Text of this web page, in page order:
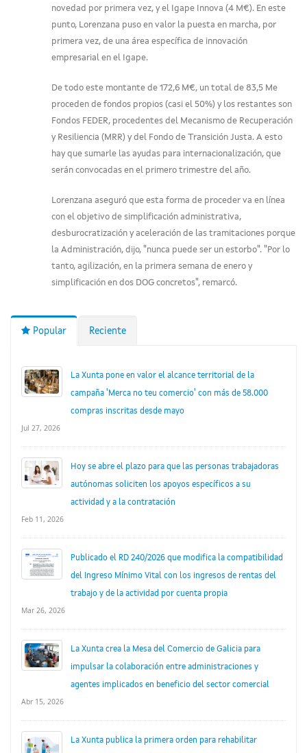
novedad por primera vez, y el Igape Innova (4 M€). En este
punto, Lorenzana puso en valor la puesta en marcha, por
primera vez, de una área específica de innovación
empresarial en el Igape.
De todo este montante de 172,6 M€, un total de 83,5 Me
proceden de fondos propios (casi el 50%) y los restantes son
Fondos FEDER, procedentes del Mecanismo de Recuperación
y Resiliencia (MRR) y del Fondo de Transición Justa. A esto
hay que sumarle las ayudas para internacionalización, que
serán convocadas en el primero trimestre del año.
Lorenzana aseguró que esta forma de proceder va en línea
con el objetivo de simplificación administrativa,
desburocratización y aceleración de las tramitaciones porque
la Administración, dijo, "nunca puede ser un estorbo". "Por lo
tanto, agilización, en la primera semana de enero y
simplificación en dos DOG concretos", remarcó.
Popular Reciente
La Xunta pone en valor el alcance territorial de la
campaña 'Merca no teu comercio' con más de 58.000
compras inscritas desde mayo
Jul 27, 2026
Hoy se abre el plazo para que las personas trabajadoras
autónomas soliciten los apoyos específicos a su
actividad y a la contratación
Feb 11, 2026
Publicado el RD 240/2026 que modifica la compatibilidad
del Ingreso Mínimo Vital con los ingresos de rentas del
trabajo y de la actividad por cuenta propia
Mar 26, 2026
La Xunta crea la Mesa del Comercio de Galicia para
impulsar la colaboración entre administraciones y
agentes implicados en beneficio del sector comercial
Abr 15, 2026
La Xunta publica la primera orden para rehabilitar